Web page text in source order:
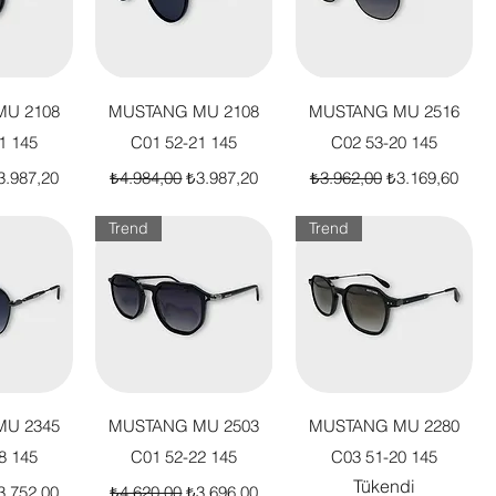
2108
145
Fiyat
Hızlı Bakış
MUSTANG MU 2108
C01 52-21 145
Normal Fiyat
₺4.984,00İndirimli Fiyat
₺3.987,20
Hızlı Bakış
MUSTANG MU 2516
C02 53-20 145
Normal Fiyat
₺3.962,00 İndirimli Fiyat
₺3.169,60
2345
145
Fiyat
Hızlı Bakış
Trend
MUSTANG MU 2503
C01 52-22 145
Normal Fiyatİndirimli Fiyat
Hızlı Bakış
Trend
MUSTANG MU 2280
C03 51-20 145
Tükendi